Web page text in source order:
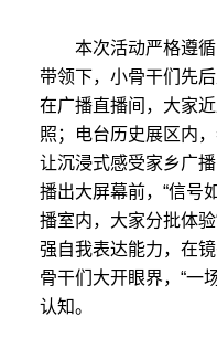
本次活动严格遵循
带领下，小骨干们先
在广播直播间，大家
照；电台历史展区内
让沉浸式感受家乡广
播出大屏幕前，“信号
播室内，大家分批体
强自我表达能力，在
骨干们大开眼界，“一
认知。